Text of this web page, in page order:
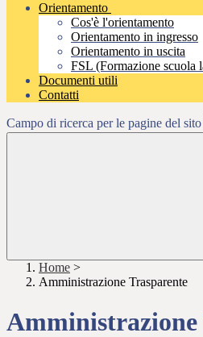
Orientamento
Cos'è l'orientamento
Orientamento in ingresso
Orientamento in uscita
FSL (Formazione scuola
Documenti utili
Contatti
Campo di ricerca per le pagine del sito
Home >
Amministrazione Trasparente
Amministrazione